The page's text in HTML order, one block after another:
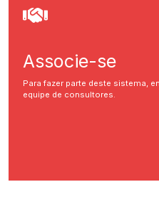
Associe-se
Para fazer parte deste sistema,
equipe de consultores.